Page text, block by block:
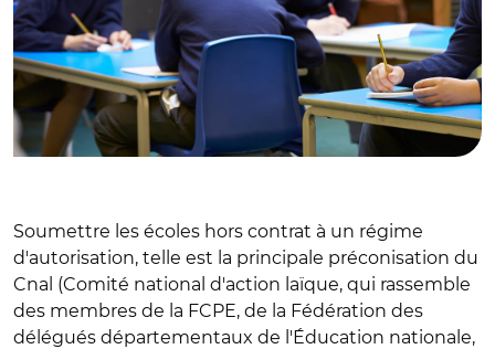
Soumettre les écoles hors contrat à un régime
d'autorisation, telle est la principale préconisation du
Cnal (Comité national d'action laïque, qui rassemble
des membres de la FCPE, de la Fédération des
délégués départementaux de l'Éducation nationale,